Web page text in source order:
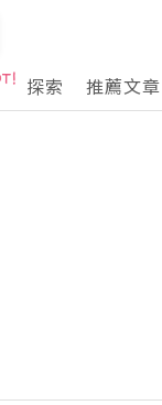
探索
推薦文章